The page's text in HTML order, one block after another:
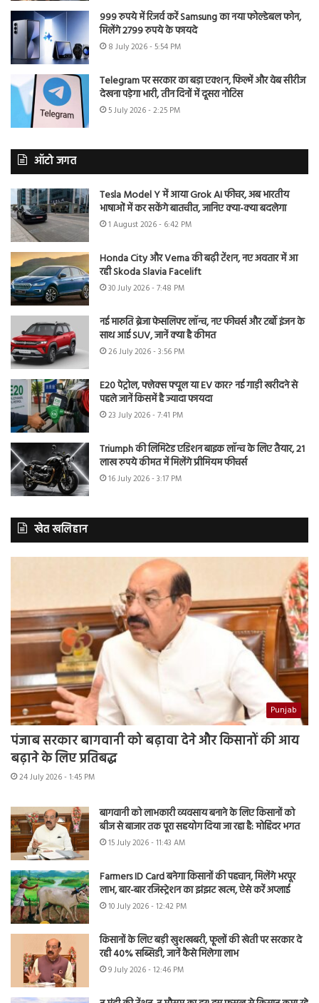
999 रुपये में रिजर्व करें Samsung का नया फोल्डेबल फोन,
मिलेंगे 2799 रुपये के फायदे
8 July 2026 - 5:54 PM
Telegram पर सरकार का बड़ा एक्शन, फिल्में और वेब सीरीज
देखना पड़ेगा भारी, तीन दिनों में दूसरा नोटिस
5 July 2026 - 2:25 PM
ऑटो जगत
Tesla Model Y में आया Grok AI फीचर, अब भारतीय
भाषाओं में कर सकेंगे बातचीत, जानिए क्या-क्या बदलेगा
1 August 2026 - 6:42 PM
Honda City और Verna की बढ़ी टेंशन, नए अवतार में आ
रही Skoda Slavia Facelift
30 July 2026 - 7:48 PM
नई मारुति ब्रेजा फेसलिफ्ट लॉन्च, नए फीचर्स और टर्बो इंजन के
साथ आई SUV, जानें क्या है कीमत
26 July 2026 - 3:56 PM
E20 पेट्रोल, फ्लेक्स फ्यूल या EV कार? नई गाड़ी खरीदने से
पहले जानें किसमें है ज्यादा फायदा
23 July 2026 - 7:41 PM
Triumph की लिमिटेड एडिशन बाइक लॉन्च के लिए तैयार, 21
लाख रुपये कीमत में मिलेंगे प्रीमियम फीचर्स
16 July 2026 - 3:17 PM
खेत खलिहान
Punjab
पंजाब सरकार बागवानी को बढ़ावा देने और किसानों की आय
बढ़ाने के लिए प्रतिबद्ध
24 July 2026 - 1:45 PM
बागवानी को लाभकारी व्यवसाय बनाने के लिए किसानों को
बीज से बाजार तक पूरा सहयोग दिया जा रहा है: मोहिंदर भगत
15 July 2026 - 11:43 AM
Farmers ID Card बनेगा किसानों की पहचान, मिलेंगे भरपूर
लाभ, बार-बार रजिस्ट्रेशन का झंझट खत्म, ऐसे करें अप्लाई
10 July 2026 - 12:42 PM
किसानों के लिए बड़ी खुशखबरी, फूलों की खेती पर सरकार दे
रही 40% सब्सिडी, जानें कैसे मिलेगा लाभ
9 July 2026 - 12:46 PM